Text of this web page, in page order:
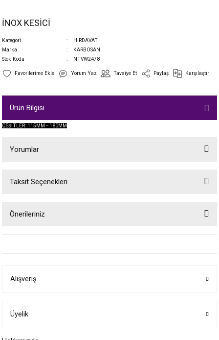
İNOX KESİCİ
Kategori
HIRDAVAT
Marka
KARBOSAN
Stok Kodu
NTVW2478
Yorum Yaz Tavsiye Et Paylaş Karşılaştır
Ürün Bilgisi
ÇEŞİTLER: 115MM - 180MM
Yorumlar
Taksit Seçenekleri
Önerileriniz
Ürün bilgilerinde hatalar bulunuyor.
Alışveriş
Üyelik